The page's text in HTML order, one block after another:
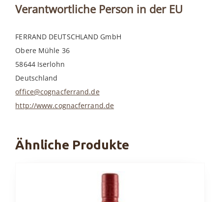
Verantwortliche Person in der EU
FERRAND DEUTSCHLAND GmbH
Obere Mühle 36
58644 Iserlohn
Deutschland
office@cognacferrand.de
http://www.cognacferrand.de
Ähnliche Produkte